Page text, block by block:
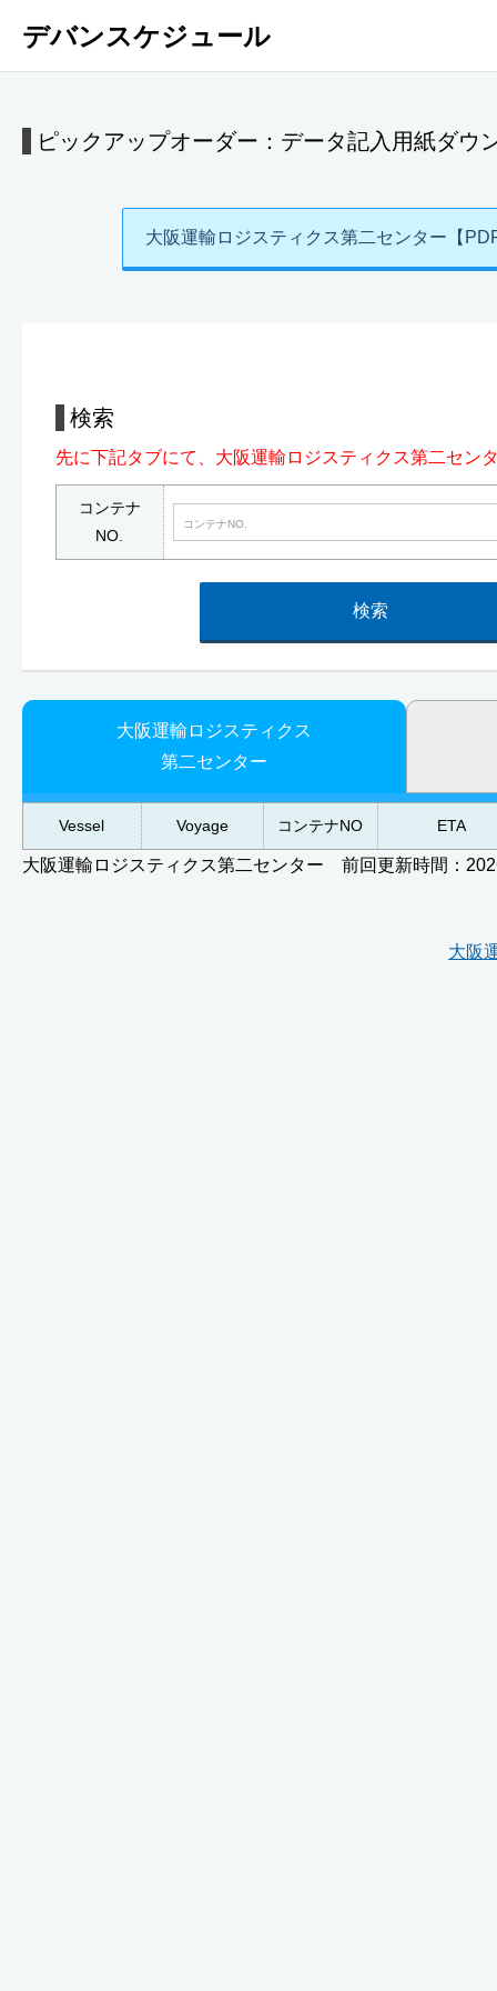
デバンスケジュール
ピックアップオーダー：データ記入用紙ダウ
大阪運輸ロジスティクス第二センター【
検索
先に下記タブにて、大阪運輸ロジスティクス第二セン
コンテナ
NO.
検索
大阪運輸ロジスティクス
第二センター
Vessel Voyage コンテナNO ETA
大阪運輸ロジスティクス第二センター 前回更新時間：
大阪